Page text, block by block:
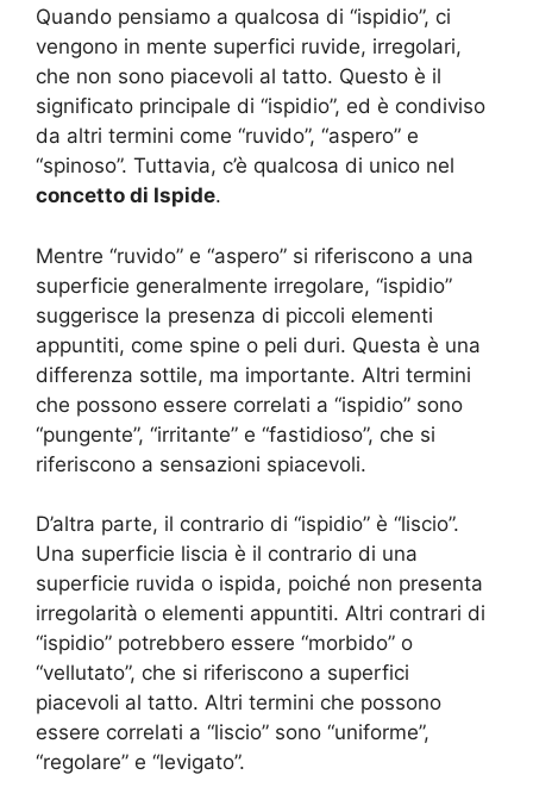
Quando pensiamo a qualcosa di “ispidio”, ci
vengono in mente superfici ruvide, irregolari,
che non sono piacevoli al tatto. Questo è il
significato principale di “ispidio”, ed è condiviso
da altri termini come “ruvido”, “aspero” e
“spinoso”. Tuttavia, c’è qualcosa di unico nel
concetto di Ispide.
Mentre “ruvido” e “aspero” si riferiscono a una
superficie generalmente irregolare, “ispidio”
suggerisce la presenza di piccoli elementi
appuntiti, come spine o peli duri. Questa è una
differenza sottile, ma importante. Altri termini
che possono essere correlati a “ispidio” sono
“pungente”, “irritante” e “fastidioso”, che si
riferiscono a sensazioni spiacevoli.
D’altra parte, il contrario di “ispidio” è “liscio”.
Una superficie liscia è il contrario di una
superficie ruvida o ispida, poiché non presenta
irregolarità o elementi appuntiti. Altri contrari di
“ispidio” potrebbero essere “morbido” o
“vellutato”, che si riferiscono a superfici
piacevoli al tatto. Altri termini che possono
essere correlati a “liscio” sono “uniforme”,
“regolare” e “levigato”.